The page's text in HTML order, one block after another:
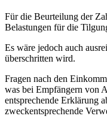
Für die Beurteilung der
Belastungen für die
Es wäre jedoch auch
überschritten wird.
Fragen nach den
was bei Empfängern von
entsprechende Erklärung
zweckentsprechende